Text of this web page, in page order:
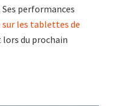
performances
sur les tablettes de
du prochain